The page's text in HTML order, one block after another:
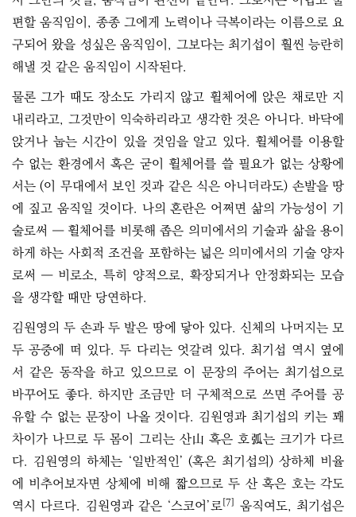
편할 움직임이, 종종 그에게 노력이나 극복이라는 이름으로 요
구되어 왔을 성싶은 움직임이, 그보다는 최기섭이 훨씬 능란히
해낼 것 같은 움직임이 시작된다.
물론 그가 때도 장소도 가리지 않고 휠체어에 앉은 채로만 지
내리라고, 그것만이 익숙하리라고 생각한 것은 아니다. 바닥에
앉거나 눕는 시간이 있을 것임을 알고 있다. 휠체어를 이용할
수 없는 환경에서 혹은 굳이 휠체어를 쓸 필요가 없는 상황에
서는 (이 무대에서 보인 것과 같은 식은 아니더라도) 손발을 땅
에 짚고 움직일 것이다. 나의 혼란은 어쩌면 삶의 가능성이 기
술로써 ― 휠체어를 비롯해 좁은 의미에서의 기술과 삶을 용이
하게 하는 사회적 조건을 포함하는 넓은 의미에서의 기술 양자
로써 ― 비로소, 특히 양적으로, 확장되거나 안정화되는 모습
을 생각할 때만 당연하다.
김원영의 두 손과 두 발은 땅에 닿아 있다. 신체의 나머지는 모
두 공중에 떠 있다. 두 다리는 엇갈려 있다. 최기섭 역시 옆에
서 같은 동작을 하고 있으므로 이 문장의 주어는 최기섭으로
바꾸어도 좋다. 하지만 조금만 더 구체적으로 쓰면 주어를 공
유할 수 없는 문장이 나올 것이다. 김원영과 최기섭의 키는 꽤
차이가 나므로 두 몸이 그리는 산山 혹은 호弧는 크기가 다르
다. 김원영의 하체는 ‘일반적인’ (혹은 최기섭의) 상하체 비율
에 비추어보자면 상체에 비해 짧으므로 두 산 혹은 호는 각도
역시 다르다. 김원영과 같은 ‘스코어’로[7] 움직여도, 최기섭은